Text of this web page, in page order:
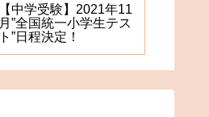
【中学受験】2021年11
月”全国統一小学生テス
ト”日程決定！